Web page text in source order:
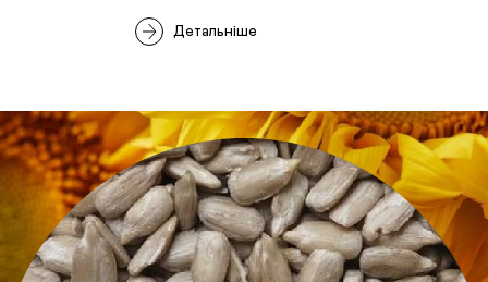
Детальніше